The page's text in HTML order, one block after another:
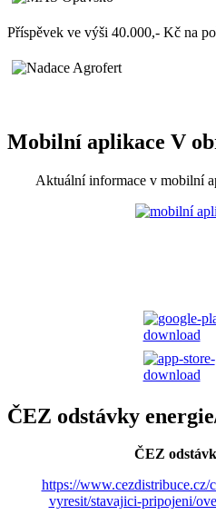
Příspěvek ve výši 40.000,- Kč na
Mobilní aplikace V
Aktuální informace v mobilní
ČEZ odstávky
ČEZ
https://www.cezdistribuce.cz/
vyresit/stavajici-pripojeni/